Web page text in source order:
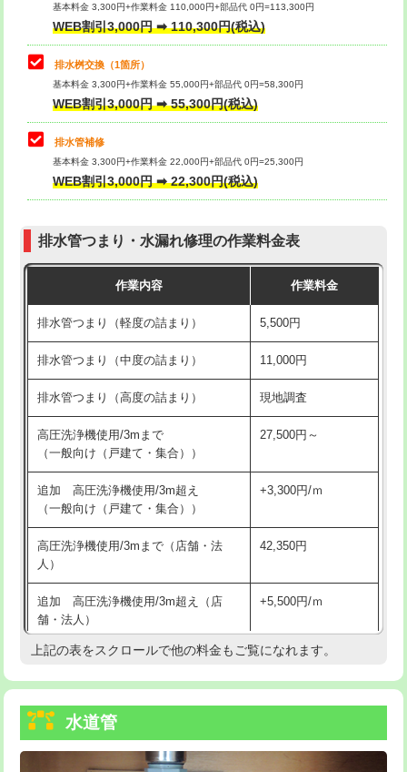
マス交換（深さ50㎝以上） 66,000円
コンクリート斫り（厚さ10㎝まで）
コンクリート斫り（厚さ10㎝超え）
モルタル補修（厚さ10㎝まで）
モルタル補修（厚さ10㎝超え）
追加人工 16,500円
現場見積
※給水管工事は20mmまでの価格です。
交換・取付（タンク） 22,000円+材料費
交換・取付(単水栓（壁付・デッキ
式）)
交換・取付(混合水栓（壁付・デッキ
式・ワンホール）)
16,500円+材料費
交換・取付(排水栓・排水トラップ
交換・取付（その他部品） 11,000円+材料費
持込商品取付（単水栓） 13,200円
持込商品取付（混合水栓） 16,500円
持込商品取付（浄水器・分岐水栓） 16,500円
給水管工事※（ホール加工) 16,500円
給水管工事※（バンド止め) 3,300円
給水管工事※（支持金具設置)
給水管工事※（保温材使用（バンド止
め込み）)
5,500円
給水管工事※（土の掘削・埋め戻し作
業)
11,000円
給水管工事※（塩ビ管（VP・HI）使
用/3ｍまで)
33,000円
給水管工事※（塩ビ管（VP・HI）使
+8,800円
給水管工事※（ライニング鋼管・銅
管・ポリ管・HT管使用/3ｍまで)
基本料金 3,300円+作業料金 110,000円+部品代 0円=113,300円
WEB割引3,000円 ➡ 110,300円(税込)
排水桝交換（1箇所）
基本料金 3,300円+作業料金 55,000円+部品代 0円=58,300円
WEB割引3,000円 ➡ 55,300円(税込)
排水管補修
基本料金 3,300円+作業料金 22,000円+部品代 0円=25,300円
WEB割引3,000円 ➡ 22,300円(税込)
排水管つまり・水漏れ修理の作業料金表
作業内容 作業料金
排水管つまり（軽度の詰まり） 5,500円
排水管つまり（中度の詰まり） 11,000円
排水管つまり（高度の詰まり） 現地調査
高圧洗浄機使用/3mまで
（一般向け（戸建て・集合））
27,500円～
追加 高圧洗浄機使用/3m超え
（一般向け（戸建て・集合））
+3,300円/ｍ
高圧洗浄機使用/3mまで（店舗・法
人）
42,350円
追加 高圧洗浄機使用/3m超え（店
舗・法人）
+5,500円/ｍ
高度高圧洗浄換 現地調査
トーラー機使用/3mまで
追加トーラー機使用/3m超え
上記の表をスクロールで他の料金もご覧になれます。
水道管